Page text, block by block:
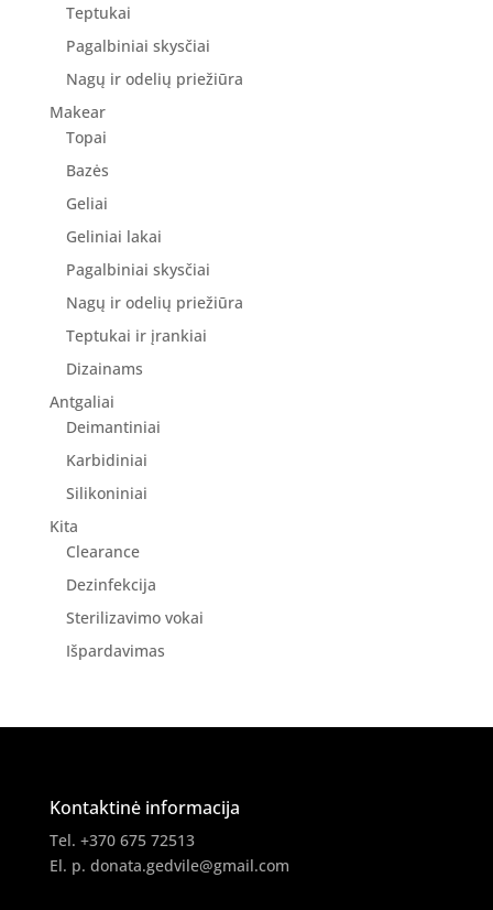
Teptukai
Pagalbiniai skysčiai
Nagų ir odelių priežiūra
Makear
Topai
Bazės
Geliai
Geliniai lakai
Pagalbiniai skysčiai
Nagų ir odelių priežiūra
Teptukai ir įrankiai
Dizainams
Antgaliai
Deimantiniai
Karbidiniai
Silikoniniai
Kita
Clearance
Dezinfekcija
Sterilizavimo vokai
Išpardavimas
Kontaktinė informacija
Tel. +370 675 72513
El. p. donata.gedvile@gmail.com